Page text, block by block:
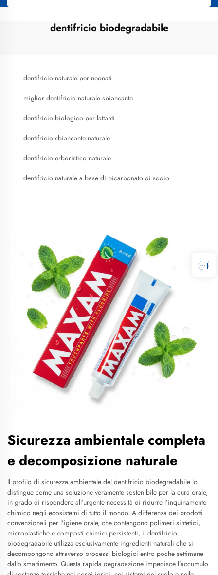
dentifricio biodegradabile
dentifricio naturale per neonati
miglior dentifricio naturale sbiancante
dentifricio biologico per lattanti
dentifricio sbiancante naturale
dentifricio erboristico naturale
dentifricio naturale a base di bicarbonato di sodio
Sicurezza ambientale completa
e decomposizione naturale
Il profilo di sicurezza ambientale del dentifricio biodegradabile lo
distingue come una soluzione veramente sostenibile per la cura orale,
in grado di rispondere all’urgente necessità di ridurre l’inquinamento
chimico negli ecosistemi di tutto il mondo. A differenza dei prodotti
convenzionali per l’igiene orale, che contengono polimeri sintetici,
microplastiche e composti chimici persistenti, il dentifricio
biodegradabile utilizza esclusivamente ingredienti naturali che si
decompongono attraverso processi biologici entro poche settimane
dallo smaltimento. Questa rapida degradazione impedisce l’accumulo